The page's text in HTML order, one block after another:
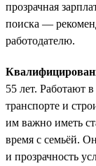
прозрачная
поиска —
работодателю.
55 лет. Работают
транспорте и
им важно иметь
время с семьёй.
и прозрачность